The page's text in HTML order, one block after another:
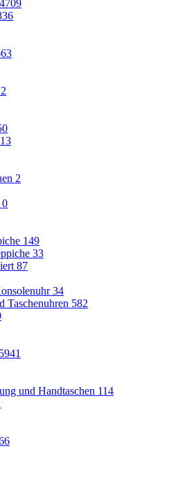
4709
2
0
149
33
87
34
Taschenuhren 582
5941
und Handtaschen 114